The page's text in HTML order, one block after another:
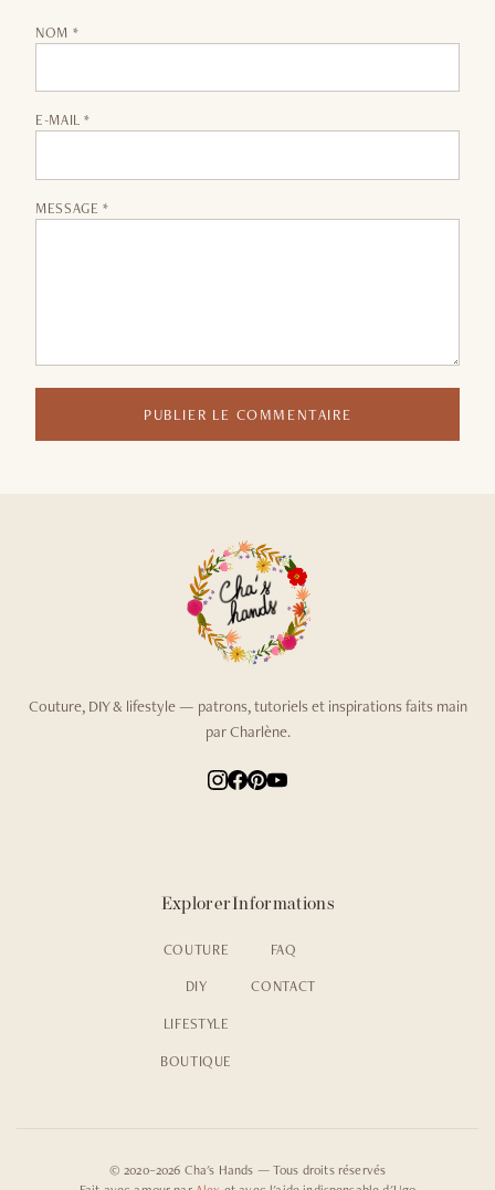
NOM *
E-MAIL *
MESSAGE *
PUBLIER LE COMMENTAIRE
Couture, DIY & lifestyle — patrons, tutoriels et inspirations faits main
par Charlène.
Explorer
COUTURE
DIY
LIFESTYLE
BOUTIQUE
Informations
FAQ
CONTACT
© 2020–2026 Cha's Hands — Tous droits réservés